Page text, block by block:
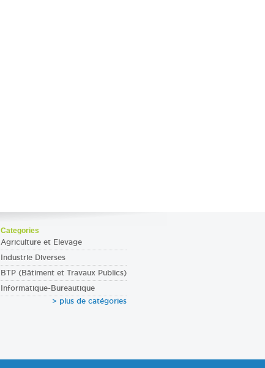
Categories
Agriculture et Elevage
Industrie Diverses
BTP (Bâtiment et Travaux Publics)
Informatique-Bureautique
> plus de catégories